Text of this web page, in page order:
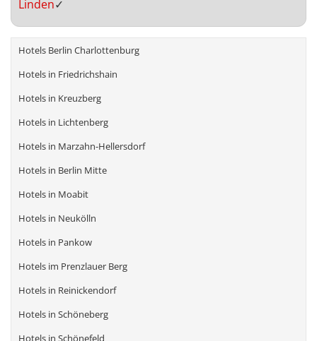
Linden✓
Hotels Berlin Charlottenburg
Hotels in Friedrichshain
Hotels in Kreuzberg
Hotels in Lichtenberg
Hotels in Marzahn-Hellersdorf
Hotels in Berlin Mitte
Hotels in Moabit
Hotels in Neukölln
Hotels in Pankow
Hotels im Prenzlauer Berg
Hotels in Reinickendorf
Hotels in Schöneberg
Hotels in Schönefeld